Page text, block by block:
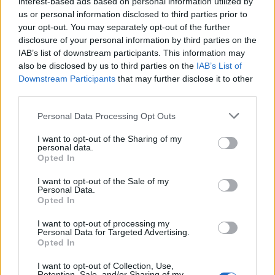
us or personal information disclosed to third parties prior to
your opt-out. You may separately opt-out of the further
disclosure of your personal information by third parties on the
IAB’s list of downstream participants. This information may
also be disclosed by us to third parties on the IAB’s List of
Downstream Participants that may further disclose it to other
Personal Data Processing Opt Outs
I want to opt-out of the Sharing of my
personal data.
Opted In
I want to opt-out of the Sale of my
Personal Data.
Opted In
I want to opt-out of processing my
Personal Data for Targeted Advertising.
Opted In
I want to opt-out of Collection, Use,
почувствувам дека можеме да сметаме на
вистински, конкретен дијалог... ќе се сретнеме“,
рече тој.
Украинскиот претседател нагласи дека е „крајно
време“ за префрлање на замрзнатите руски
средства во Украина со цел финансирање на
одбраната и реконструкцијата и додаде дека
таков потег би бил корисен и за партнерите. Тој
безбедносни гаранции од САД и Европа.
Имаме нов договор од 20 точки со САД
согласиле за нов мировен договор од 20 точки.
Оригиналниот американски предлог од 28 точки
функционерите, објави Индепендент. „Сега
повеќе од кога било, постои шанса да се